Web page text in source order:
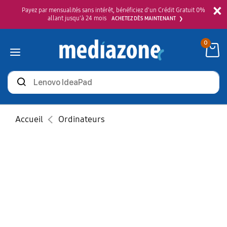
×
Payez par mensualités sans intérêt, bénéficiez d'un Crédit Gratuit 0%
allant jusqu'à 24 mois
ACHETEZ DÈS MAINTENANT
Rechercher
des
produits
0
Accueil Ordinateurs